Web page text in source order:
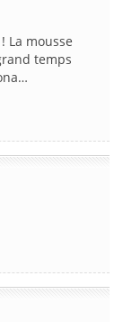
La mousse
temps